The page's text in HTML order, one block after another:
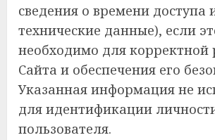
сведения о времени доступа
технические данные), если
необходимо для корректной
Сайта и обеспечения его
Указанная информация не
для идентификации
пользователя.